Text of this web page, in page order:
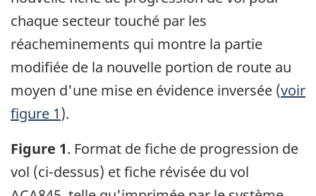
chaque secteur touché par les
réacheminements qui montre la partie
modifiée de la nouvelle portion de route au
moyen d'une mise en évidence inversée (voir
figure 1).
Figure 1. Format de fiche de progression de
vol (ci-dessus) et fiche révisée du vol